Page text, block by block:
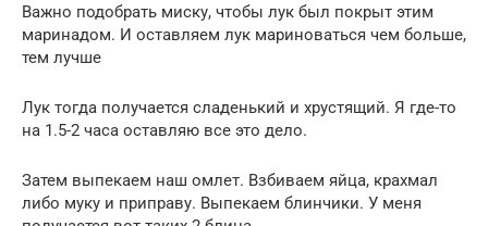
Важно подобрать миску, чтобы лук был покрыт этим
маринадом. И оставляем лук мариноваться чем больше,
тем лучше
Лук тогда получается сладенький и хрустящий. Я где-то
на 1.5-2 часа оставляю все это дело.
Затем выпекаем наш омлет. Взбиваем яйца, крахмал
либо муку и приправу. Выпекаем блинчики. У меня